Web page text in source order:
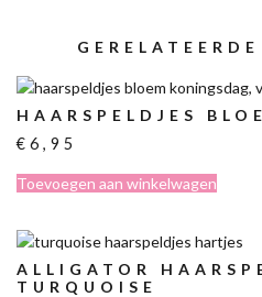
HAARSPELDJES
€ 6,95
Toevoegen aan winkelwagen
ALLIGATOR
TURQUOISE